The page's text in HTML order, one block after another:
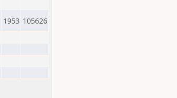
1953 105626